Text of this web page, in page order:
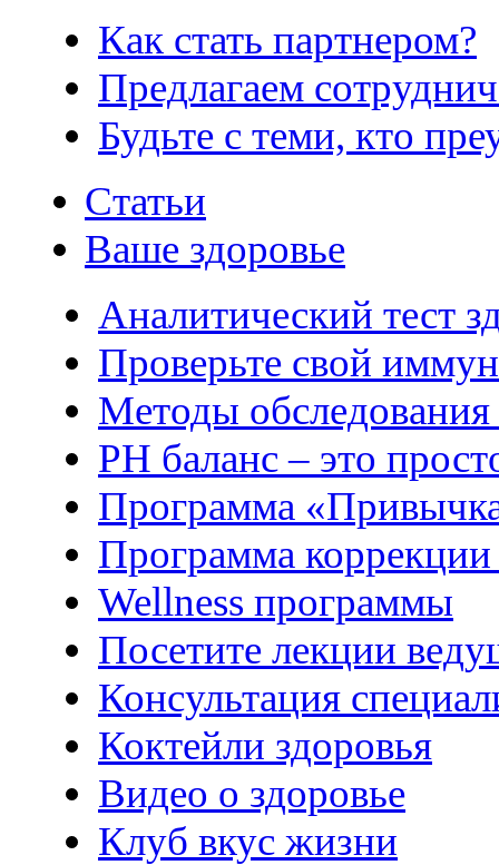
Как стать партнером?
Предлагаем
Будьте с теми, кто
Статьи
Ваше здоровье
Аналитический тест
Проверьте свой
Методы обследования
РH баланс – это
Программа
Программа коррекции
Wellness программы
Посетите лекции
Консультация
Коктейли здоровья
Видео о здоровье
Клуб вкус жизни